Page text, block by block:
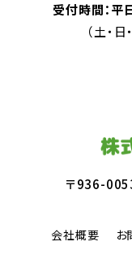
受付時間：
（土・
〒936-
会社概要 お